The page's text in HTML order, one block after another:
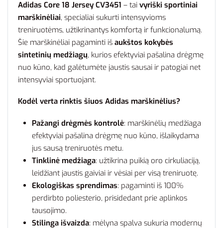
Adidas Core 18 Jersey CV3451 – tai vyriški sportiniai
marškinėliai, specialiai sukurti intensyvioms
treniruotėms, užtikrinantys komfortą ir funkcionalumą.
Šie marškinėliai pagaminti iš aukštos kokybės
sintetinių medžiagų, kurios efektyviai pašalina drėgmę
nuo kūno, kad galėtumėte jaustis sausai ir patogiai net
intensyviai sportuojant.
Kodėl verta rinktis šiuos Adidas marškinėlius?
Pažangi drėgmės kontrolė: marškinėlių medžiaga
efektyviai pašalina drėgmę nuo kūno, išlaikydama
jus sausą treniruotės metu.
Tinklinė medžiaga: užtikrina puikią oro cirkuliaciją,
leidžiant jaustis gaiviai ir vėsiai per visą treniruotę.
Ekologiškas sprendimas: pagaminti iš 100%
perdirbto poliesterio, prisidedant prie aplinkos
tausojimo.
Stilinga išvaizda: mėlyna spalva sukuria modernų